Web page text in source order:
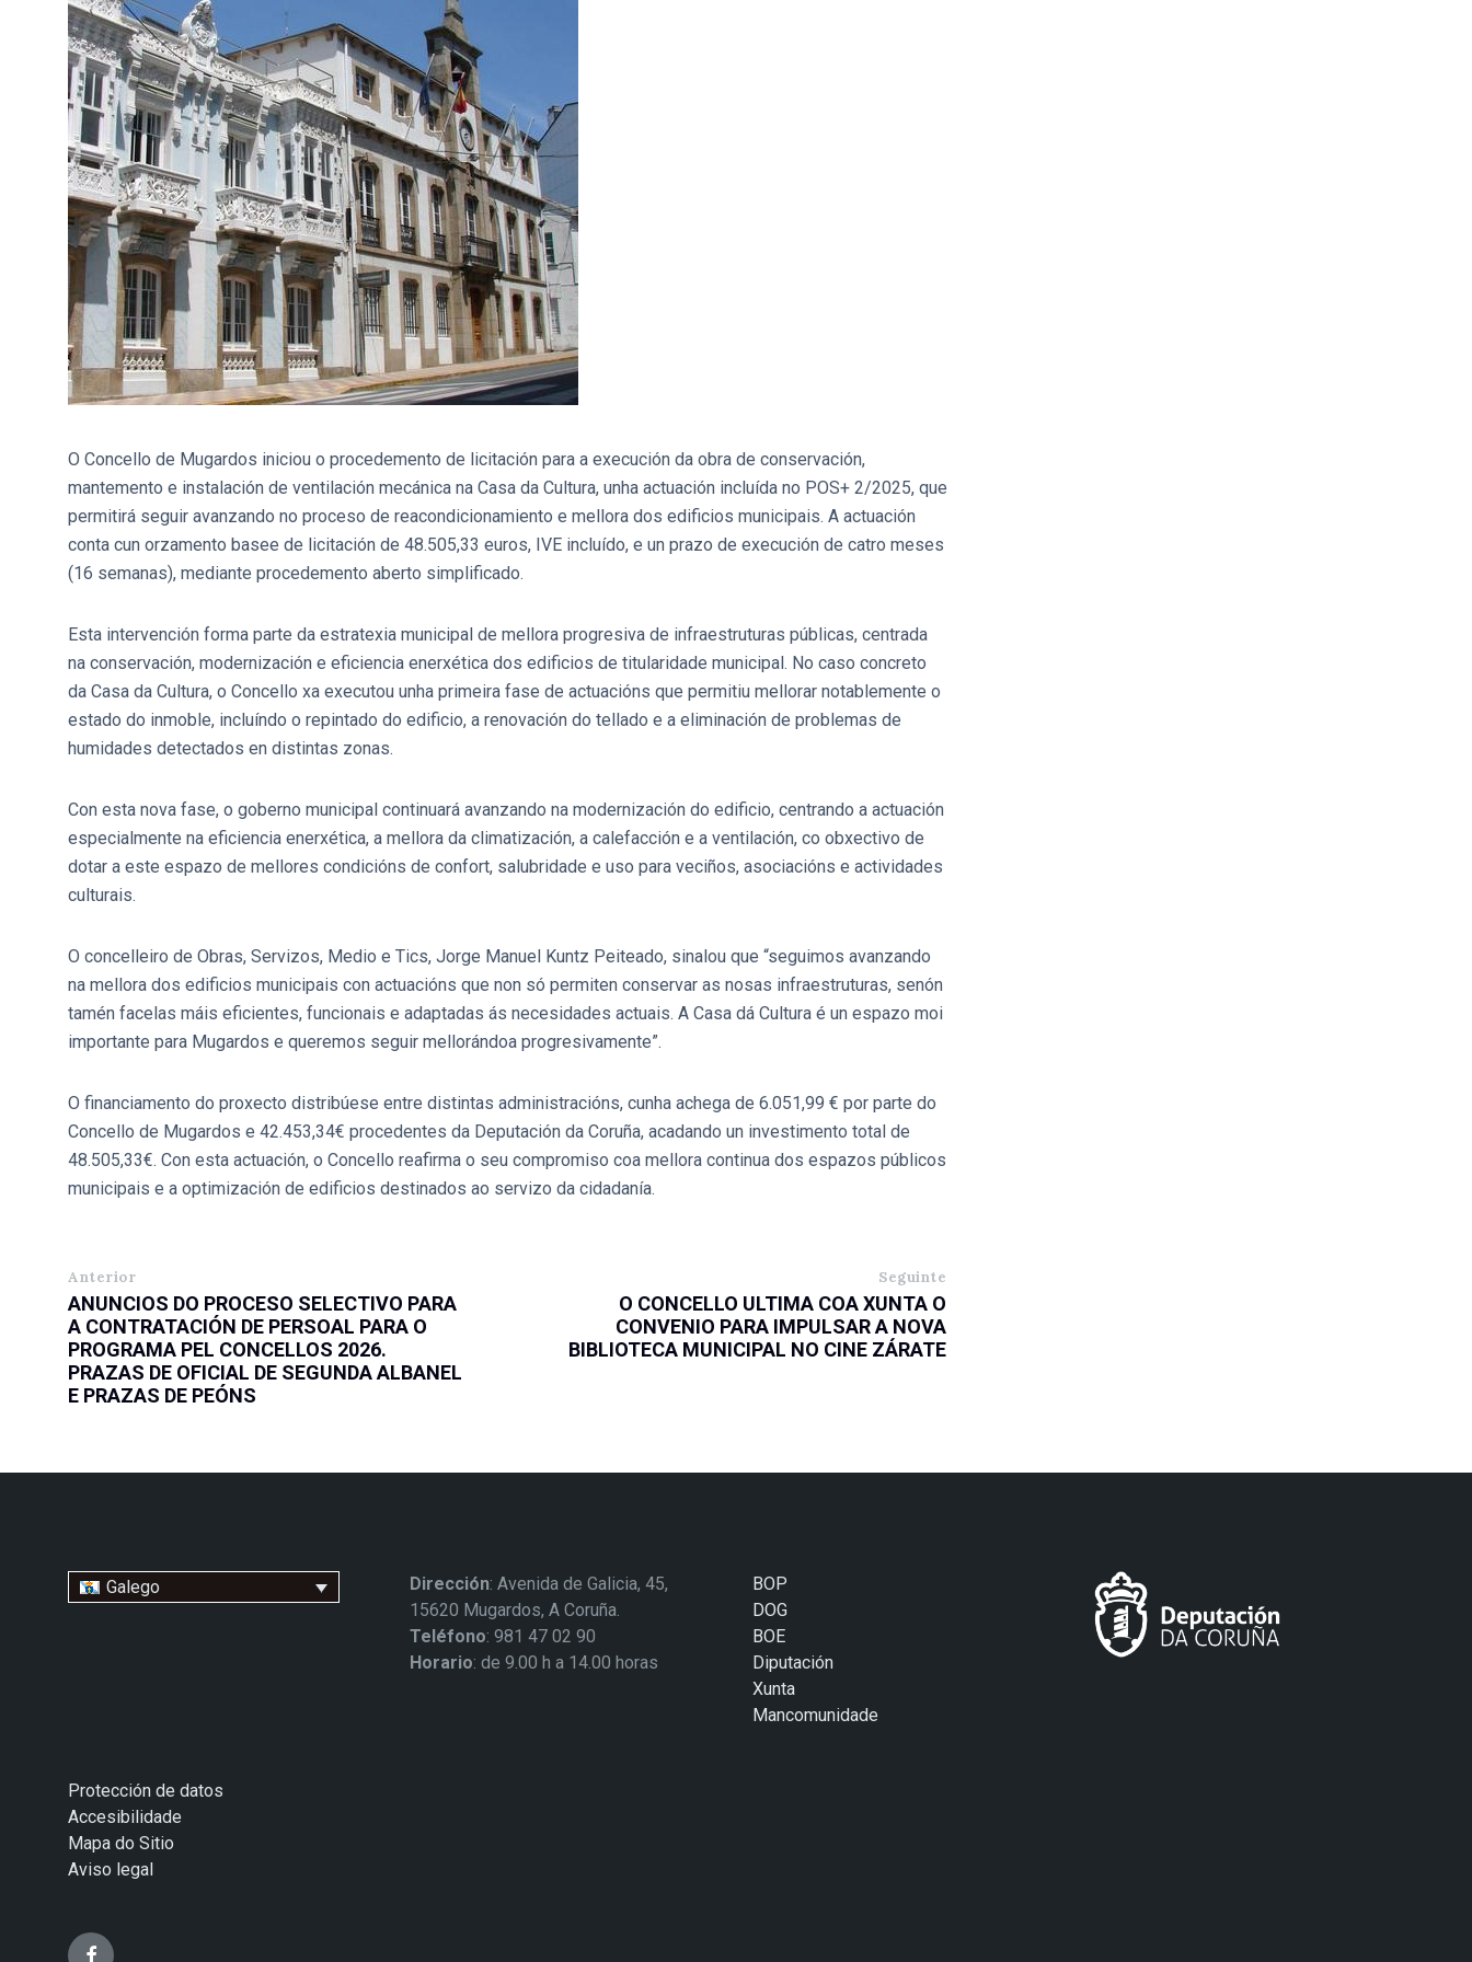
O Concello de Mugardos iniciou o procedemento de licitación para a execución da obra de conservación,
mantemento e instalación de ventilación mecánica na Casa da Cultura, unha actuación incluída no POS+ 2/2025, que
permitirá seguir avanzando no proceso de reacondicionamiento e mellora dos edificios municipais. A actuación
conta cun orzamento basee de licitación de 48.505,33 euros, IVE incluído, e un prazo de execución de catro meses
(16 semanas), mediante procedemento aberto simplificado.
Esta intervención forma parte da estratexia municipal de mellora progresiva de infraestruturas públicas, centrada
na conservación, modernización e eficiencia enerxética dos edificios de titularidade municipal. No caso concreto
da Casa da Cultura, o Concello xa executou unha primeira fase de actuacións que permitiu mellorar notablemente o
estado do inmoble, incluíndo o repintado do edificio, a renovación do tellado e a eliminación de problemas de
humidades detectados en distintas zonas.
Con esta nova fase, o goberno municipal continuará avanzando na modernización do edificio, centrando a actuación
especialmente na eficiencia enerxética, a mellora da climatización, a calefacción e a ventilación, co obxectivo de
dotar a este espazo de mellores condicións de confort, salubridade e uso para veciños, asociacións e actividades
culturais.
O concelleiro de Obras, Servizos, Medio e Tics, Jorge Manuel Kuntz Peiteado, sinalou que “seguimos avanzando
na mellora dos edificios municipais con actuacións que non só permiten conservar as nosas infraestruturas, senón
tamén facelas máis eficientes, funcionais e adaptadas ás necesidades actuais. A Casa dá Cultura é un espazo moi
importante para Mugardos e queremos seguir mellorándoa progresivamente”.
O financiamento do proxecto distribúese entre distintas administracións, cunha achega de 6.051,99 € por parte do
Concello de Mugardos e 42.453,34€ procedentes da Deputación da Coruña, acadando un investimento total de
48.505,33€. Con esta actuación, o Concello reafirma o seu compromiso coa mellora continua dos espazos públicos
municipais e a optimización de edificios destinados ao servizo da cidadanía.
Anterior
ANUNCIOS DO PROCESO SELECTIVO PARA
A CONTRATACIÓN DE PERSOAL PARA O
PROGRAMA PEL CONCELLOS 2026.
PRAZAS DE OFICIAL DE SEGUNDA ALBANEL
E PRAZAS DE PEÓNS
Seguinte
O CONCELLO ULTIMA COA XUNTA O
CONVENIO PARA IMPULSAR A NOVA
BIBLIOTECA MUNICIPAL NO CINE ZÁRATE
Galego Dirección: Avenida de Galicia, 45,
15620 Mugardos, A Coruña.
Teléfono: 981 47 02 90
Horario: de 9.00 h a 14.00 horas
BOP
DOG
BOE
Diputación
Xunta
Mancomunidade
Protección de datos
Accesibilidade
Mapa do Sitio
Aviso legal